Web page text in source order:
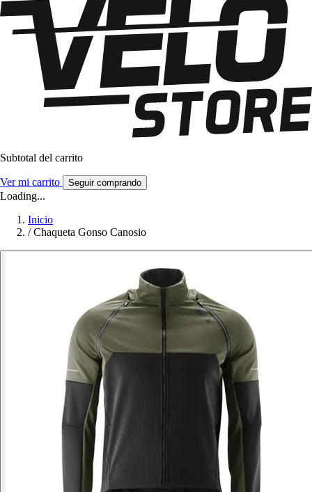
Subtotal del carrito
Ver mi carrito Seguir comprando
Loading...
Inicio
/ Chaqueta Gonso Canosio